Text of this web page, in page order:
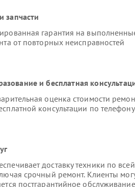
запчасти
гарантия на
от повторных неисправностей
и бесплатная
оценка стоимости
консультации по
доставку техники по
срочный ремонт. Клиенты
постгарантийное